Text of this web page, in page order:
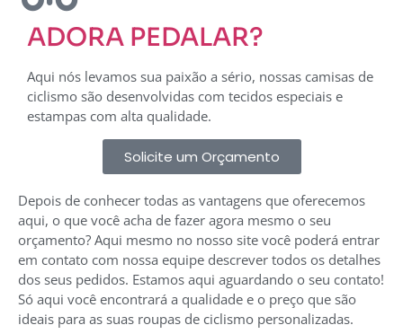
ADORA PEDALAR?
Aqui nós levamos sua paixão a sério, nossas camisas de
ciclismo são desenvolvidas com tecidos especiais e
estampas com alta qualidade.
Solicite um Orçamento
Depois de conhecer todas as vantagens que oferecemos
aqui, o que você acha de fazer agora mesmo o seu
orçamento? Aqui mesmo no nosso site você poderá entrar
em contato com nossa equipe descrever todos os detalhes
dos seus pedidos. Estamos aqui aguardando o seu contato!
Só aqui você encontrará a qualidade e o preço que são
ideais para as suas roupas de ciclismo personalizadas.